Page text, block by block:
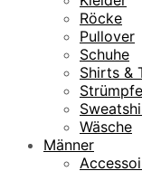
Röcke
Pullover
Schuhe
Shirts &
Strümpfe
Wäsche
Männer